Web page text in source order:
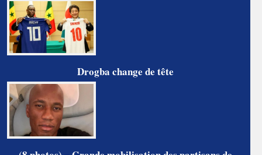
Drogba change de tête